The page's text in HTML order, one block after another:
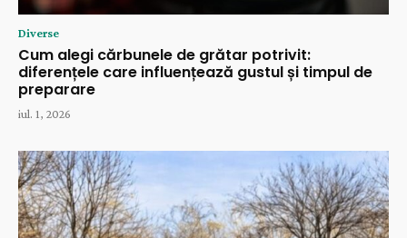
Diverse
Cum alegi cărbunele de grătar potrivit:
diferențele care influențează gustul și timpul de
preparare
iul. 1, 2026